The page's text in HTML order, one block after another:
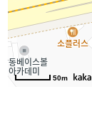
50m